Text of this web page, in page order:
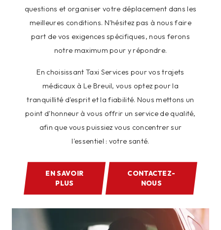
questions et organiser votre déplacement dans les
meilleures conditions. N'hésitez pas à nous faire
part de vos exigences spécifiques, nous ferons
notre maximum pour y répondre.
En choisissant Taxi Services pour vos trajets
médicaux à Le Breuil, vous optez pour la
tranquillité d'esprit et la fiabilité. Nous mettons un
point d'honneur à vous offrir un service de qualité,
afin que vous puissiez vous concentrer sur
l'essentiel : votre santé.
EN SAVOIR
PLUS
CONTACTEZ-
NOUS